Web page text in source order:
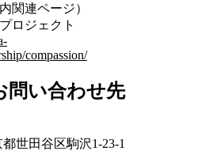
関連ページ）
ロジェクト
compassion/
問い合わせ先
世田谷区駒沢1-23-1